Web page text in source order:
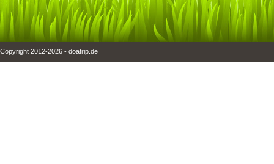
Copyright 2012-2026 - doatrip.de